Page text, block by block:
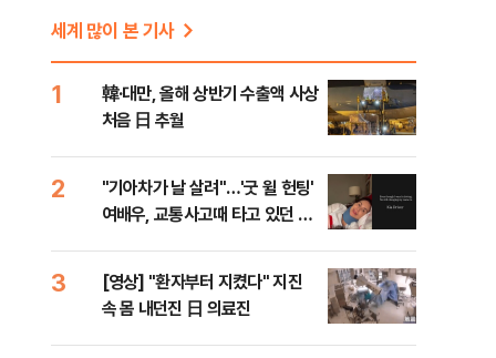
세계 많이 본 기사
1
韓·대만, 올해 상반기 수출액 사상
처음 日 추월
2
"기아차가 날 살려"…'굿 윌 헌팅'
여배우, 교통사고때 타고 있던 차
3
[영상] "환자부터 지켰다" 지진
속 몸 내던진 日 의료진